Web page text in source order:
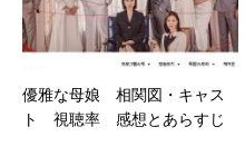
優雅な母娘 相関図・キャス
ト 視聴率 感想とあらすじ